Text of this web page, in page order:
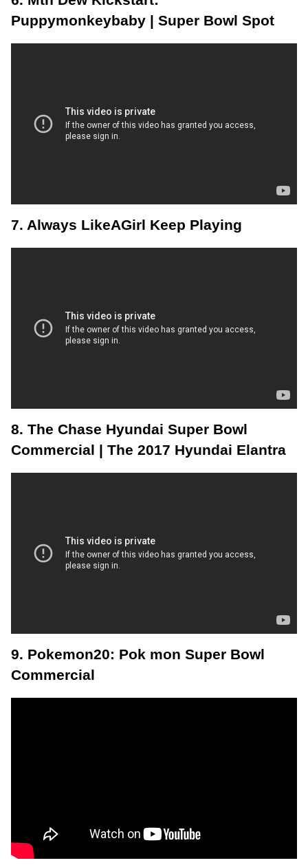
Puppymonkeybaby | Super Bowl Spot
7. Always LikeAGirl Keep Playing
8. The Chase Hyundai Super Bowl
Commercial | The 2017 Hyundai Elantra
9. Pokemon20: Pok mon Super Bowl
Commercial